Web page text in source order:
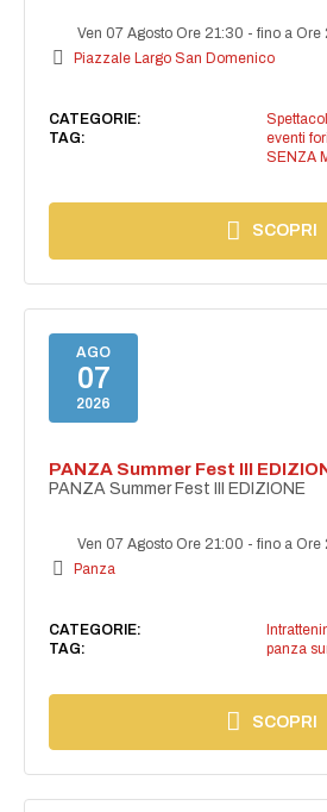
Ven 07 Agosto Ore 21:30 -fino a Ore
Piazzale Largo San Domenico
CATEGORIE:
TAG:
eventi
SENZA
SCOPRI
AGO
07
2026
PANZA Summer Fest III
PANZA Summer Fest III EDIZIONE
Ven 07 Agosto Ore 21:00 -fino a Ore
Panza
CATEGORIE:
TAG:
panza
SCOPRI